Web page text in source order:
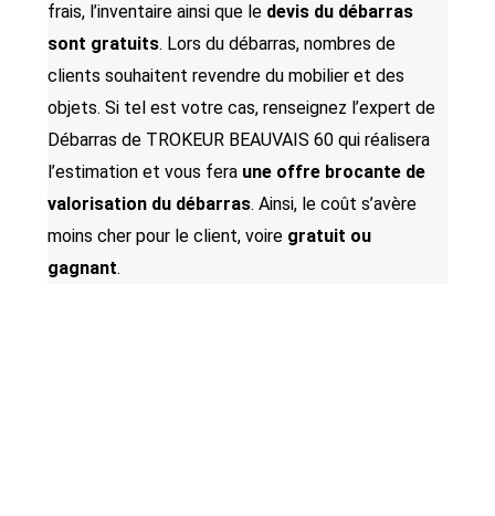
frais, l’inventaire ainsi que le devis du débarras
sont gratuits. Lors du débarras, nombres de
clients souhaitent revendre du mobilier et des
objets. Si tel est votre cas, renseignez l’expert de
Débarras de TROKEUR BEAUVAIS 60 qui réalisera
l’estimation et vous fera une offre brocante de
valorisation du débarras. Ainsi, le coût s’avère
moins cher pour le client, voire gratuit ou
gagnant.